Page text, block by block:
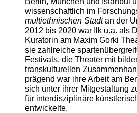
wissenschaftlich im
multiethnischen Stadtan der
2012 bis 2020 war Ilk u.a. als
Kuratorin am Maxim Gorki
sie zahlreiche
Festivals, die Theater mit
transkulturellen
prägend war ihre Arbeit am
sich unter ihrer Mitgestaltung
für interdisziplinäre
entwickelte.